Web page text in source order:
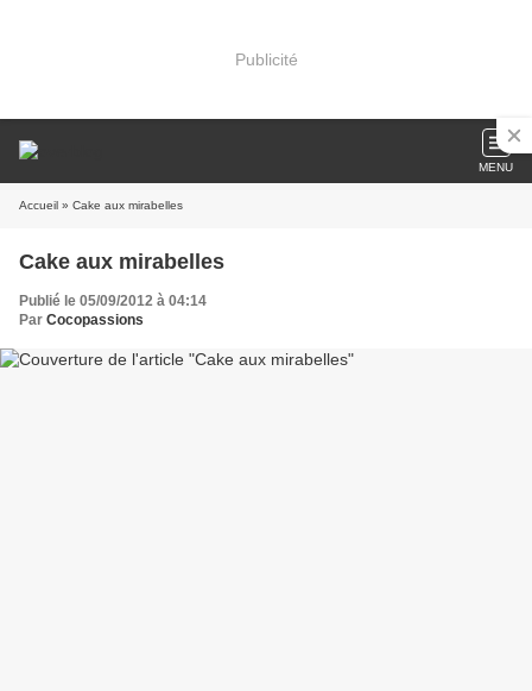
Publicité
MENU
Accueil » Cake aux mirabelles
Cake aux mirabelles
Publié le 05/09/2012 à 04:14
Par Cocopassions